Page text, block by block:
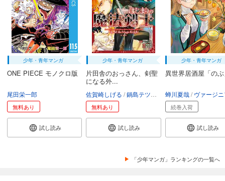
少年・青年マンガ
ONE PIECE モノクロ版
尾田栄一郎
無料あり
試し読み
少年・青年マンガ
片田舎のおっさん、剣聖
になる外...
佐賀崎しげる 鍋島テツヒロ 空路恵 渡辺樹
無料あり
試し読み
少年・青年マンガ
異世界居酒屋「の
蝉川夏哉 ヴァージニア二
続巻入荷
試し読み
「少年マンガ」ランキングの一覧へ